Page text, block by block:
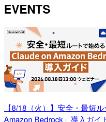
EVENTS
【8/18（火）】安全・最短
Amazon Bedrock」導入ガイ